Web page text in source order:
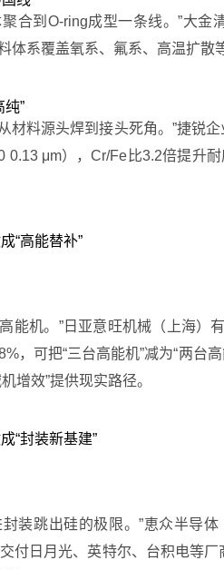
合到O-ring成型一条线。”大
体系覆盖氧系、氟系、高温扩
纯”
材料源头焊到接头死角。”捷锐
0.13 μm），Cr/Fe比3.2倍提升
“高能替补”
能机。”日亚意旺机械（上海
，可把“三台高能机”减为“两台
增效”提供现实路径。
“封装新基建”
装跳出硅的极限。”恵众半导
付日月光、英特尔、台积电等